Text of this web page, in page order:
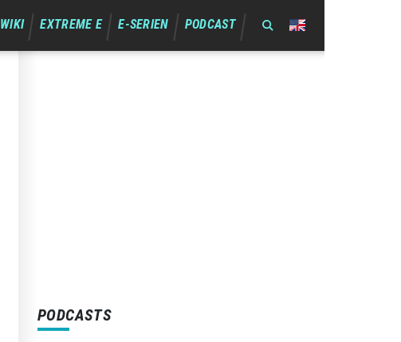
WIKI EXTREME E E-SERIEN PODCAST
PODCASTS